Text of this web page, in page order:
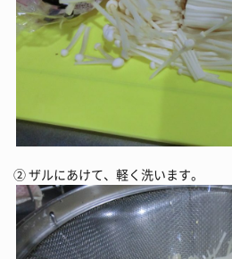
② ザルにあけて、軽く洗います。